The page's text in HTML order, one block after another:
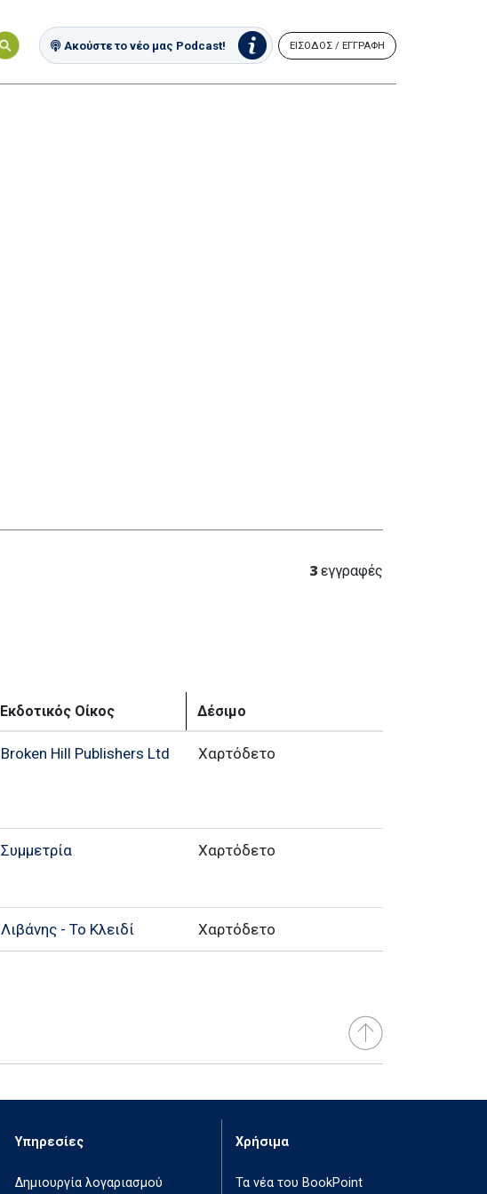
Ακούστε το νέο μας Podcast! ΕΙΣΟΔΟΣ / ΕΓΓΡΑΦΗ
3 εγγραφές
Εκδοτικός Οίκος Δέσιμο
Broken Hill Publishers Ltd Χαρτόδετο
Συμμετρία Χαρτόδετο
Λιβάνης - Το Κλειδί Χαρτόδετο
Υπηρεσίες
Δημιουργία λογαριασμού
Χρήσιμα
Τα νέα του BookPoint